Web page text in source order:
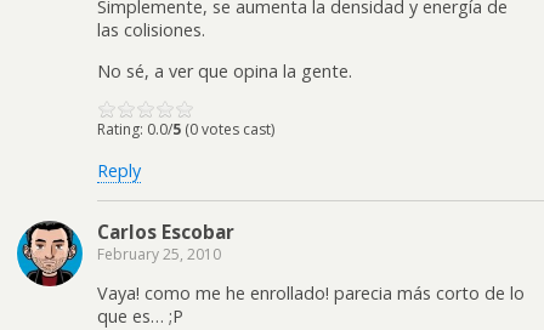
Simplemente, se aumenta la densidad y energía de
las colisiones.
No sé, a ver que opina la gente.
Rating: 0.0/5 (0 votes cast)
Reply
Carlos Escobar
February 25, 2010
Vaya! como me he enrollado! parecia más corto de lo
que es… ;P